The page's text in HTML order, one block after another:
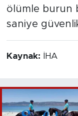
ölümle burun
saniye
Kaynak: İHA